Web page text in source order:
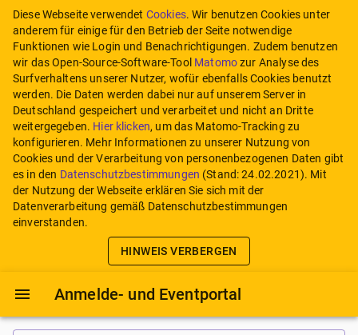
Diese Webseite verwendet Cookies. Wir benutzen Cookies unter
anderem für einige für den Betrieb der Seite notwendige
Funktionen wie Login und Benachrichtigungen. Zudem benutzen
wir das Open-Source-Software-Tool Matomozur Analyse des
Surfverhaltens unserer Nutzer, wofür ebenfalls Cookies benutzt
werden. Die Daten werden dabei nur auf unserem Server in
Deutschland gespeichert und verarbeitet und nicht an Dritte
weitergegeben. Hier klicken, um das Matomo-Tracking zu
konfigurieren. Mehr Informationen zu unserer Nutzung von
Cookies und der Verarbeitung von personenbezogenen Daten gibt
es in den Datenschutzbestimmungen (Stand:24.02.2021). Mit
der Nutzung der Webseite erklären Sie sich mit der
Datenverarbeitung gemäß Datenschutzbestimmungen
einverstanden.
HINWEIS VERBERGEN
Anmelde- und Eventportal